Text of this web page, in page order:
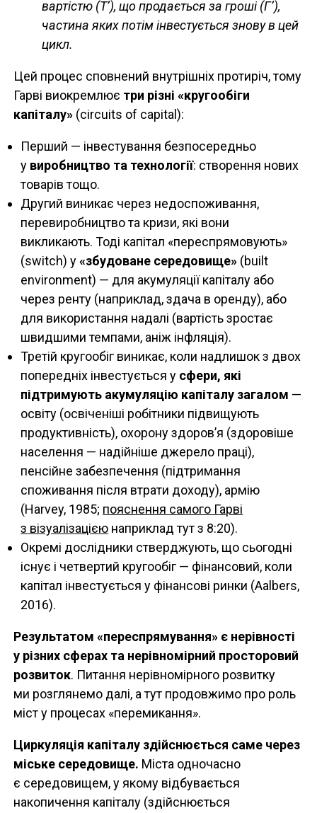
вартістю (Т’), що продається за гроші (Г’),
частина яких потім інвестується знову в цей
цикл.
Цей процес сповнений внутрішніх протиріч, тому
Гарві виокремлює три різні «кругообіги
капіталу» (circuits of capital):
Перший — інвестування безпосередньо
у виробництво та технології: створення нових
товарів тощо.
Другий виникає через недоспоживання,
перевиробництво та кризи, які вони
викликають. Тоді капітал «переспрямовують»
(switch) у«збудоване середовище» (built
environment) — для акумуляції капіталу або
через ренту (наприклад, здача в оренду), або
для використання надалі (вартість зростає
швидшими темпами, аніж інфляція).
Третій кругообіг виникає, коли надлишок з двох
попередніх інвестується у сфери, які
підтримують акумуляцію капіталу загалом —
освіту (освіченіші робітники підвищують
продуктивність), охорону здоров’я (здоровіше
населення — надійніше джерело праці),
пенсійне забезпечення (підтримання
споживання після втрати доходу), армію
(Harvey, 1985; пояснення самого Гарві
з візуалізацією наприклад тут з 8:20).
Окремі дослідники стверджують, що сьогодні
існує і четвертий кругообіг — фінансовий, коли
капітал інвестується у фінансові ринки (Aalbers,
2016).
Результатом «переспрямування» є нерівності
у різних сферах та нерівномірний просторовий
розвиток. Питання нерівномірного розвитку
ми розглянемо далі, а тут продовжимо про роль
міст у процесах «перемикання».
Циркуляція капіталу здійснюється саме через
міське середовище. Міста одночасно
є середовищем, у якому відбувається
накопичення капіталу (здійснюється